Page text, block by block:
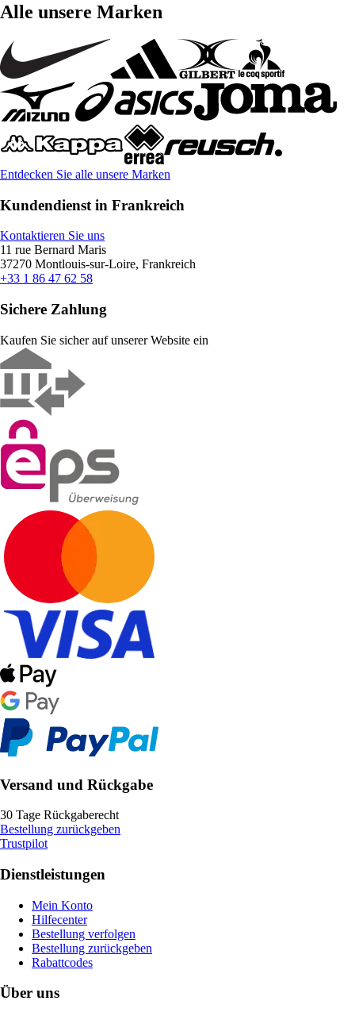
Alle unsere Marken
Entdecken Sie alle unsere Marken
Kundendienst in Frankreich
Kontaktieren Sie uns
11 rue Bernard Maris
37270 Montlouis-sur-Loire, Frankreich
+33 1 86 47 62 58
Sichere Zahlung
Kaufen Sie sicher auf unserer Website ein
Versand und Rückgabe
30 Tage Rückgaberecht
Bestellung zurückgeben
Trustpilot
Dienstleistungen
Mein Konto
Hilfecenter
Bestellung verfolgen
Bestellung zurückgeben
Rabattcodes
Über uns